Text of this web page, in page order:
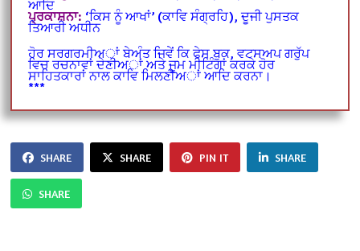
ਆਦਿ
ਪ੍ਰਕਾਸ਼ਨਾ: ‘ਕਿਸ ਨੂੰ ਆਖਾਂ’ (ਕਾਵਿ ਸੰਗ੍ਰਹਿ), ਦੂਜੀ ਪੁਸਤਕ
ਤਿਆਰੀ ਅਧੀਨ
ਹੋਰ ਸਰਗਰਮੀਅਾਂ ਬੇਅੰਤ ਜਿਵੇਂ ਕਿ ਫੇਸ ਬੁਕ, ਵਟਸਅਪ ਗਰੁੱਪ
ਵਿਚ ਰਚਨਾਵਾਂ ਦੇਣੀਅਾਂ ਅਤੇ ਜੂਮ ਮੀਟਿੰਗਾਂ ਕਰਕੇ ਹੋਰ
ਸਾਹਿਤਕਾਰਾਂ ਨਾਲ ਕਾਵਿ ਮਿਲਣੀਅਾਂ ਆਦਿ ਕਰਨਾ।
***
SHARE SHARE PIN IT SHARE
SHARE